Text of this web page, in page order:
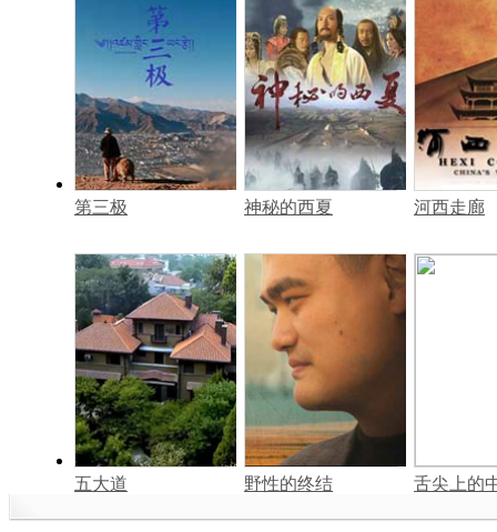
第三极 神秘的西夏 河西走廊
五大道 野性的终结 舌尖上的